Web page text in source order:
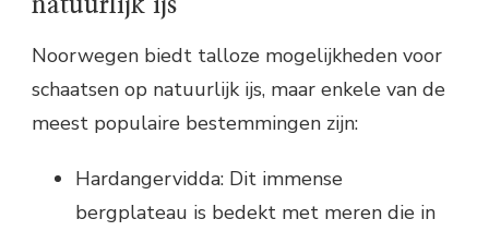
natuurlijk ijs
Noorwegen biedt talloze mogelijkheden voor
schaatsen op natuurlijk ijs, maar enkele van de
meest populaire bestemmingen zijn:
Hardangervidda: Dit immense
bergplateau is bedekt met meren die in